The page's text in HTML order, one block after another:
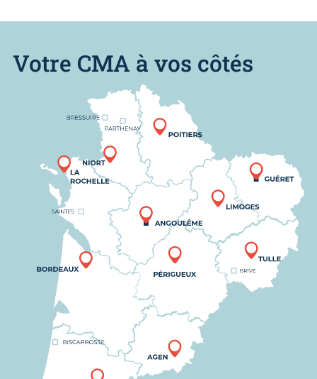
Votre CMA à vos côtés